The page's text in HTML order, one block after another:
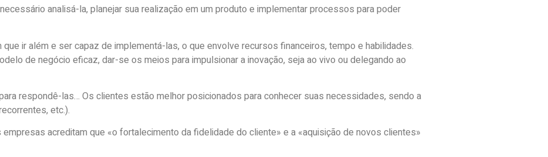
analisá-la, planejar sua realização em um produto e implementar processos para poder
ir além e ser capaz de implementá-las, o que envolve recursos financeiros, tempo e habilidades.
de negócio eficaz, dar-se os meios para impulsionar a inovação, seja ao vivo ou delegando ao
respondê-las… Os clientes estão melhor posicionados para conhecer suas necessidades, sendo a
etc.).
acreditam que «o fortalecimento da fidelidade do cliente» e a «aquisição de novos clientes»